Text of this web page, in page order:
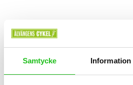
Samtycke Information